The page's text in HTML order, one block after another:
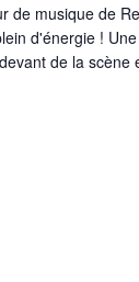
de musique de
d'énergie !
de la scène